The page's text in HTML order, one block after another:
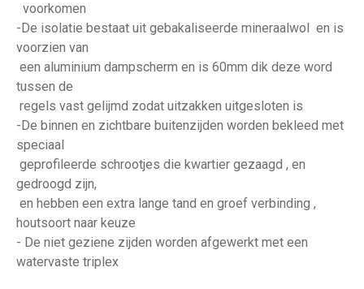
voorkomen
-De isolatie bestaat uit gebakaliseerde mineraalwol en is
voorzien van
een aluminium dampscherm en is 60mm dik deze word
tussen de
regels vast gelijmd zodat uitzakken uitgesloten is
-De binnen en zichtbare buitenzijden worden bekleed met
speciaal
geprofileerde schrootjes die kwartier gezaagd , en
gedroogd zijn,
en hebben een extra lange tand en groef verbinding ,
houtsoort naar keuze
- De niet geziene zijden worden afgewerkt met een
watervaste triplex